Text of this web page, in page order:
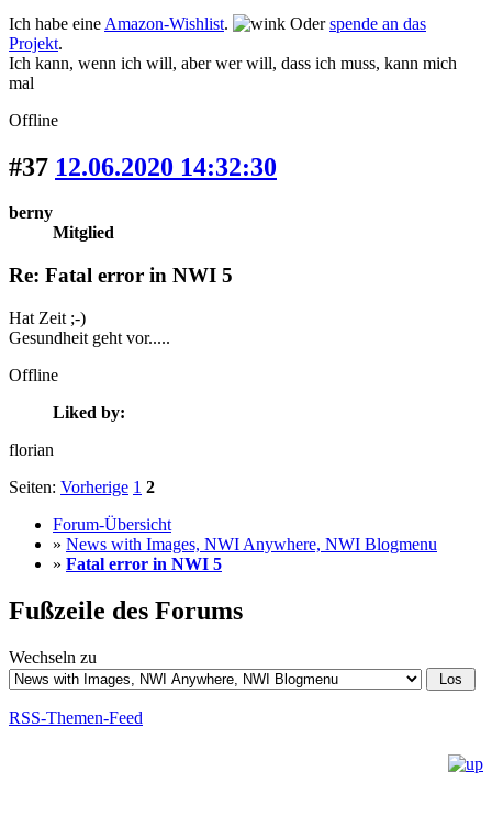
Ich habe eine Amazon-Wishlist. Oderspende an das
Projekt.
Ich kann, wenn ich will, aber wer will, dass ich muss, kann mich
mal
Offline
#37 12.06.2020 14:32:30
berny
Mitglied
Re: Fatal error in NWI 5
Hat Zeit ;-)
Gesundheit geht vor.....
Offline
Liked by:
florian
Seiten: Vorherige 1 2
Forum-Übersicht
» News with Images, NWI Anywhere, NWI Blogmenu
» Fatal error in NWI 5
Fußzeile des Forums
Wechseln zu
RSS-Themen-Feed